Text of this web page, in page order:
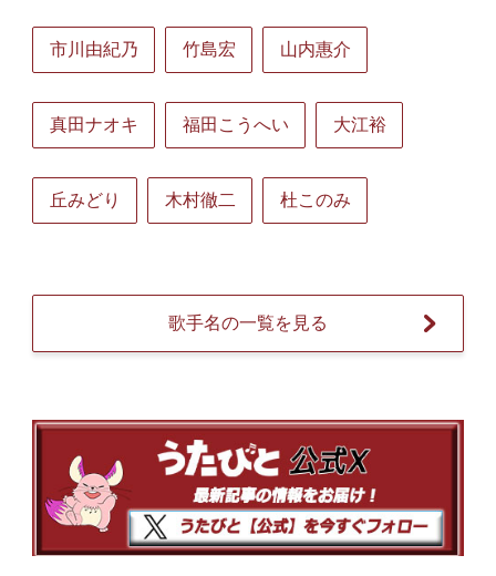
市川由紀乃 竹島宏 山内惠介
真田ナオキ 福田こうへい 大江裕
丘みどり 木村徹二 杜このみ
歌手名の一覧を見る